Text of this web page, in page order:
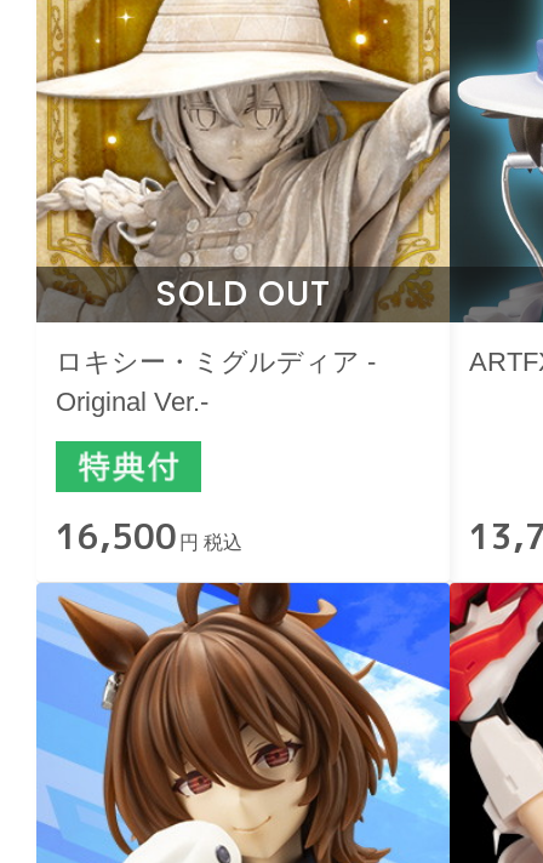
SOLD OUT
ロキシー・ミグルディア -
Original Ver.-
16,500 円 税込